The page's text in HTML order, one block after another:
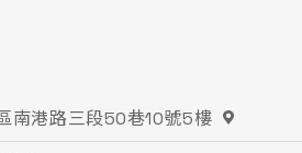
南港路三段50巷10號5樓
復興街62號2樓
公司
工業路16號
文心路一段218號15F之2
鹽洲一街63巷33號
鳳頂路479號